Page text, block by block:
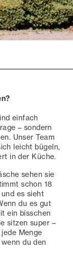
einfach
– sondern
Unser Team
leicht bügeln,
in der Küche.
sehen sie
schon 18
es sieht
du es gut
ein bisschen
sitzen super –
Menge
du den